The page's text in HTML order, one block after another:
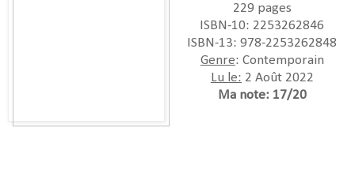
229 pages
ISBN-10:‎ 2253262846
ISBN-13:‎ 978-2253262848
Genre: Contemporain
Lu le: 2 Août 2022
Ma note: 17/20